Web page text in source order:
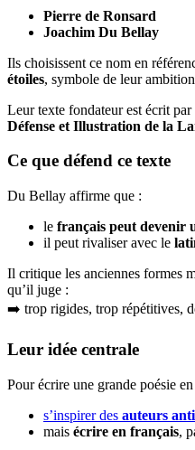
Pierre de Ronsard
Joachim Du Bellay
Ils choisissent ce nom en
étoiles, symbole de leur
Leur texte fondateur est écrit
Défense et Illustration de la
Ce que défend ce texte
Du Bellay affirme que :
le français peut devenir
il peut rivaliser avec le
Il critique les anciennes formes
qu’il juge :
➡️ trop rigides, trop répétitives,
Leur idée centrale
Pour écrire une grande poésie
s’inspirer des auteurs
mais écrire en français,